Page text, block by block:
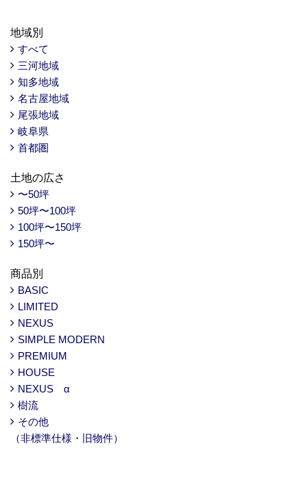
地域別
すべて
三河地域
知多地域
名古屋地域
尾張地域
岐阜県
首都圏
土地の広さ
〜50坪
50坪〜100坪
100坪〜150坪
150坪〜
商品別
BASIC
LIMITED
NEXUS
SIMPLE MODERN
PREMIUM
HOUSE
NEXUS α
樹流
その他
（非標準仕様・旧物件）